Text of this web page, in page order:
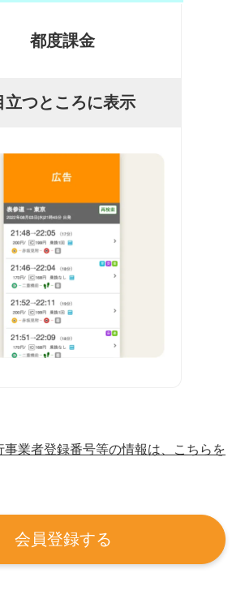
都度課金
立つところに表示
業者登録番号等の情報は、こちらを
会員登録する